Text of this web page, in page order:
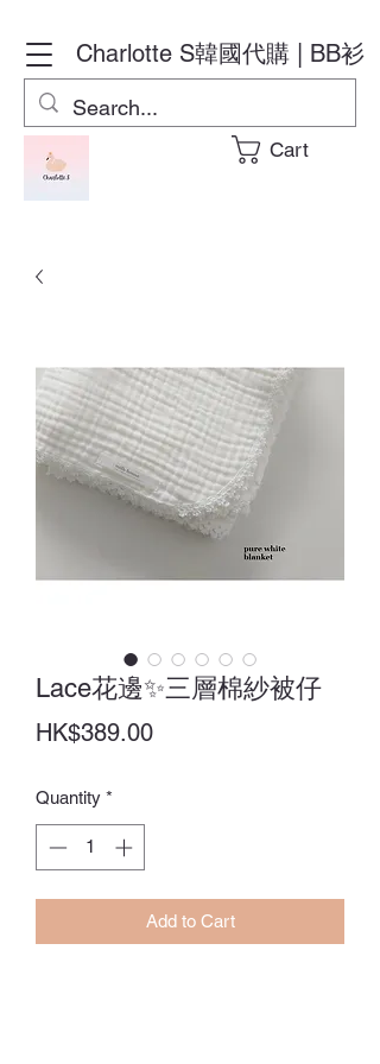
Charlotte S韓國代購 | BB衫
Cart
Lace花邊✨三層棉紗被仔
HK$389.00Price
Quantity *
Add to Cart